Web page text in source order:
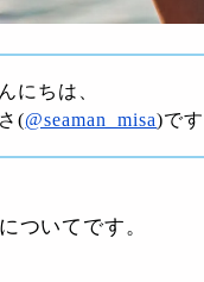
にちは、
(@seaman_misa)で
ついてです。